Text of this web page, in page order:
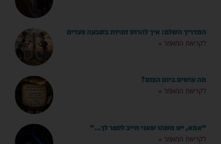
המדריך השלם: איך להרוס זוגיות בשבעה צעדים
לקריאת המאמר »
מה עושים ביום הצום?
לקריאת המאמר »
"אמא, יש משהו שאני חייב לספר לך…"
לקריאת המאמר »